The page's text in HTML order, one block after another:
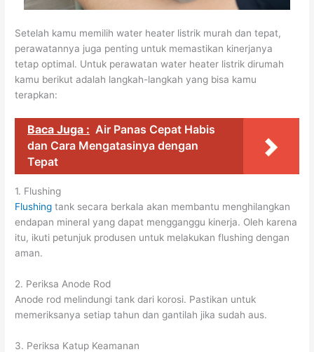
Setelah kamu memilih water heater listrik murah dan tepat,
perawatannya juga penting untuk memastikan kinerjanya
tetap optimal. Untuk perawatan water heater listrik dirumah
kamu berikut adalah langkah-langkah yang bisa kamu
terapkan:
Baca Juga : Air Panas Cepat Habis
dan Cara Mengatasinya dengan
Tepat
1. Flushing
Flushing tank secara berkala akan membantu menghilangkan
endapan mineral yang dapat mengganggu kinerja. Oleh karena
itu, ikuti petunjuk produsen untuk melakukan flushing dengan
aman.
2. Periksa Anode Rod
Anode rod melindungi tank dari korosi. Pastikan untuk
memeriksanya setiap tahun dan gantilah jika sudah aus.
3. Periksa Katup Keamanan